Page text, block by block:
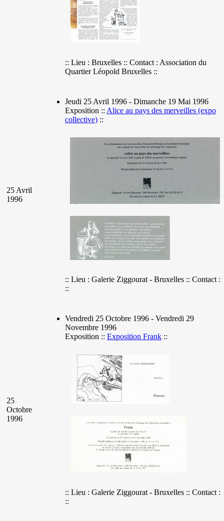
:: Lieu : Bruxelles :: Contact : Association du
Quartier Léopold Bruxelles ::
25 Avril
1996
Jeudi 25 Avril 1996 - Dimanche 19 Mai 1996
Exposition :: Alice au pays des merveilles (expo
collective) ::
:: Lieu : Galerie Ziggourat - Bruxelles :: Contact :
::
25
Octobre
1996
Vendredi 25 Octobre 1996 - Vendredi 29
Novembre 1996
Exposition :: Exposition Frank ::
:: Lieu : Galerie Ziggourat - Bruxelles :: Contact :
::